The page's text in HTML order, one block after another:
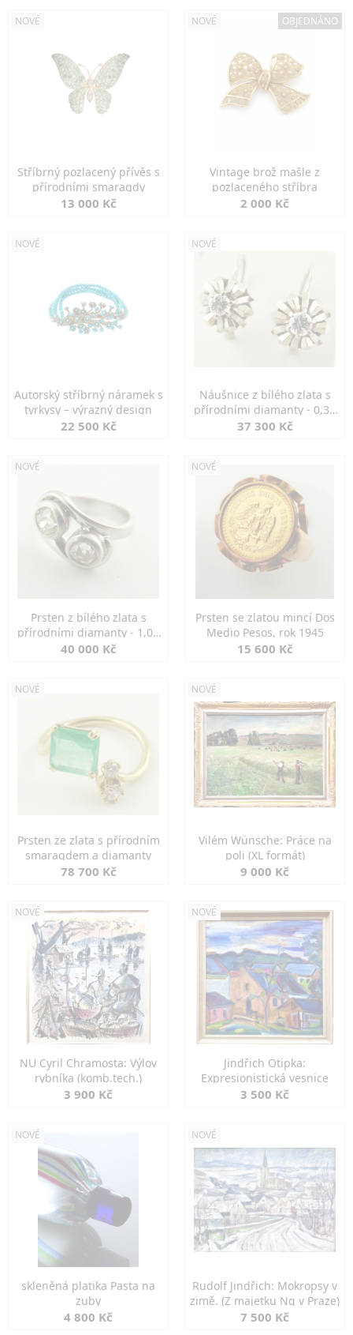
NOVÉ
Stříbrný pozlacený přívěs s
přírodními smaragdy
13 000 Kč
NOVÉ OBJEDNÁNO
Vintage brož mašle z
pozlaceného stříbra
2 000 Kč
NOVÉ
Autorský stříbrný náramek s
tyrkysy – výrazný design
22 500 Kč
NOVÉ
Náušnice z bílého zlata s
přírodními diamanty - 0,30
ct
37 300 Kč
NOVÉ
Prsten z bílého zlata s
přírodními diamanty - 1,00
ct
40 000 Kč
NOVÉ
Prsten se zlatou mincí Dos
Medio Pesos, rok 1945
15 600 Kč
NOVÉ
Prsten ze zlata s přírodním
smaragdem a diamanty
78 700 Kč
NOVÉ
Vilém Wünsche: Práce na
poli (XL formát)
9 000 Kč
NOVÉ
NU Cyril Chramosta: Výlov
rybníka (komb.tech.)
3 900 Kč
NOVÉ
Jindřich Otipka:
Expresionistická vesnice
3 500 Kč
NOVÉ
skleněná platika Pasta na
zuby
4 800 Kč
NOVÉ
Rudolf Jindřich: Mokropsy v
zimě. (Z majetku Ng v Praze)
7 500 Kč